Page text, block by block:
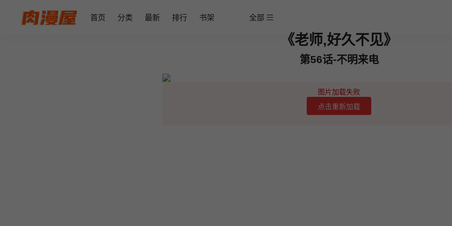
首页 分类 最新 排行 书架 全部
《老师,好久不见》
第56话-不明来电
图片加载失败
点击重新加载